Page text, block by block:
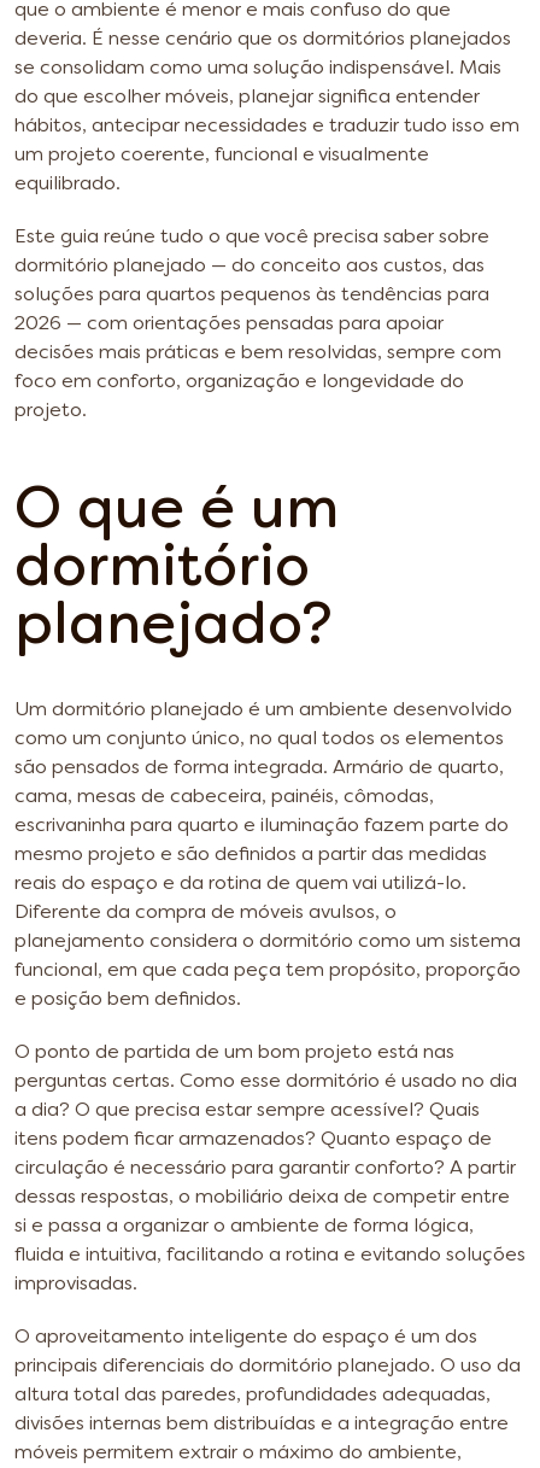
que o ambiente é menor e mais confuso do que
deveria. É nesse cenário que os dormitórios planejados
se consolidam como uma solução indispensável. Mais
do que escolher móveis, planejar significa entender
hábitos, antecipar necessidades e traduzir tudo isso em
um projeto coerente, funcional e visualmente
equilibrado.
Este guia reúne tudo o que você precisa saber sobre
dormitório planejado — do conceito aos custos, das
soluções para quartos pequenos às tendências para
2026 — com orientações pensadas para apoiar
decisões mais práticas e bem resolvidas, sempre com
foco em conforto, organização e longevidade do
projeto.
O que é um
dormitório
planejado?
Um dormitório planejado é um ambiente desenvolvido
como um conjunto único, no qual todos os elementos
são pensados de forma integrada. Armário de quarto,
cama, mesas de cabeceira, painéis, cômodas,
escrivaninha para quarto e iluminação fazem parte do
mesmo projeto e são definidos a partir das medidas
reais do espaço e da rotina de quem vai utilizá-lo.
Diferente da compra de móveis avulsos, o
planejamento considera o dormitório como um sistema
funcional, em que cada peça tem propósito, proporção
e posição bem definidos.
O ponto de partida de um bom projeto está nas
perguntas certas. Como esse dormitório é usado no dia
a dia? O que precisa estar sempre acessível? Quais
itens podem ficar armazenados? Quanto espaço de
circulação é necessário para garantir conforto? A partir
dessas respostas, o mobiliário deixa de competir entre
si e passa a organizar o ambiente de forma lógica,
fluida e intuitiva, facilitando a rotina e evitando soluções
improvisadas.
O aproveitamento inteligente do espaço é um dos
principais diferenciais do dormitório planejado. O uso da
altura total das paredes, profundidades adequadas,
divisões internas bem distribuídas e a integração entre
móveis permitem extrair o máximo do ambiente,